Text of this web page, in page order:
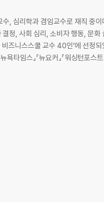
, 심리학과 겸임교수로 재직 중
정, 사회 심리, 소비자 행동, 문
즈니스스쿨 교수 40인’에 선정
타임스』『뉴요커』『워싱턴포스트